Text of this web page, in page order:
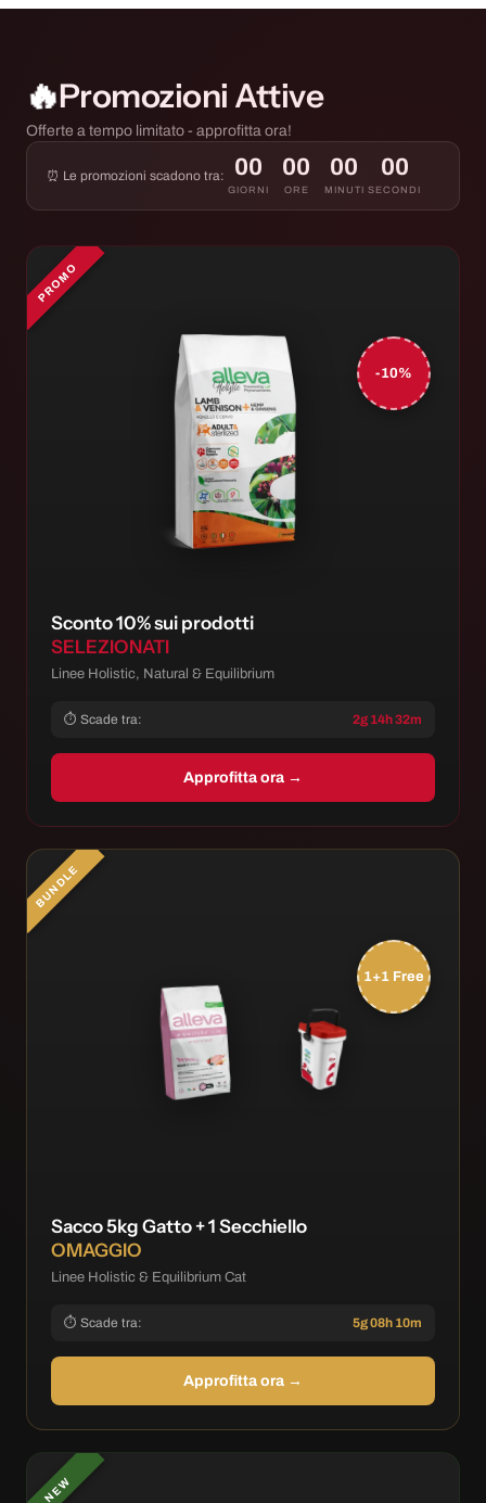
🔥Promozioni Attive
Offerte a tempo limitato - approfitta ora!
⏰ Le promozioni scadono tra: 00
GIORNI
00
ORE
00
MINUTI
00
SECONDI
PROMO
-10%
Sconto 10% sui prodotti
SELEZIONATI
Linee Holistic, Natural & Equilibrium
⏱ Scade tra: 2g 14h 32m
Approfitta ora →
BUNDLE
1+1 Free
Sacco 5kg Gatto + 1 Secchiello
OMAGGIO
Linee Holistic & Equilibrium Cat
⏱ Scade tra: 5g 08h 10m
Approfitta ora →
NEW